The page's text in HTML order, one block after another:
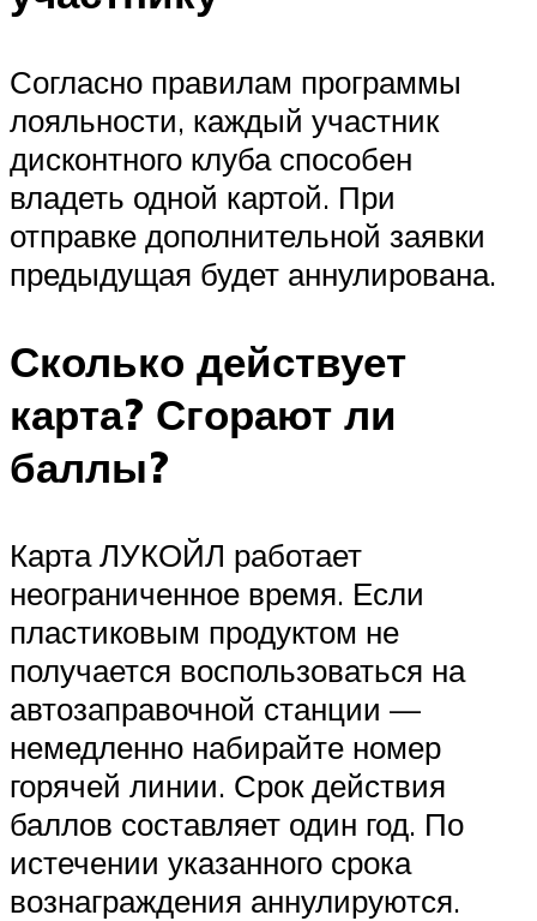
Согласно правилам программы
лояльности, каждый участник
дисконтного клуба способен
владеть одной картой. При
отправке дополнительной заявки
предыдущая будет аннулирована.
Сколько действует
карта? Сгорают ли
баллы?
Карта ЛУКОЙЛ работает
неограниченное время. Если
пластиковым продуктом не
получается воспользоваться на
автозаправочной станции —
немедленно набирайте номер
горячей линии. Срок действия
баллов составляет один год. По
истечении указанного срока
вознаграждения аннулируются.